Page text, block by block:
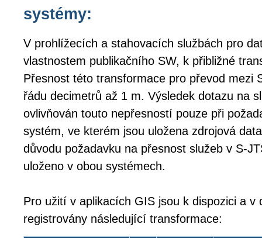
systémy:
V prohlížecích a stahovacích službách pro
vlastnostem publikačního SW, k přibližné
Přesnost této transformace pro převod mezi
řádu decimetrů až 1 m. Výsledek dotazu na
ovlivňován touto nepřesností pouze při
systém, ve kterém jsou uložena zdrojová
důvodu požadavku na přesnost služeb v S-
uloženo v obou systémech.
Pro užití v aplikacích GIS jsou k dispozici a v
registrovány následující transformace: